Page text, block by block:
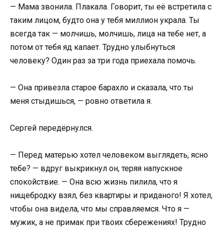
— Мама звонила. Плакала. Говорит, ты её встретила с
таким лицом, будто она у тебя миллион украла. Ты
всегда так — молчишь, молчишь, лица на тебе нет, а
потом от тебя яд капает. Трудно улыбнуться
человеку? Один раз за три года приехала помочь.
— Она привезла старое барахло и сказала, что ты
меня стыдишься, — ровно ответила я.
Сергей передёрнулся.
— Перед матерью хотел человеком выглядеть, ясно
тебе? — вдруг выкрикнул он, теряя напускное
спокойствие. — Она всю жизнь пилила, что я
нищебродку взял, без квартиры и приданого! Я хотел,
чтобы она видела, что мы справляемся. Что я —
мужик, а не примак при твоих сбережениях! Трудно